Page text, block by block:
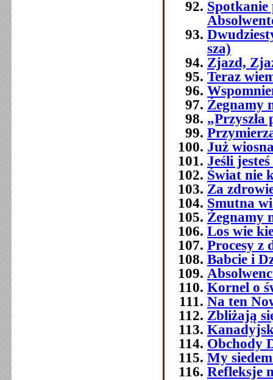
Spotkanie
sza)
Zjazd,
Teraz
Żegnamy
„Przyszła
Już
Jeśli
Świat nie
Za
Smutna
Żegnamy
Los wie
Procesy z
Babcie i
Kornel o
Na ten
Zbliżają
Obchody
My
Refleksje